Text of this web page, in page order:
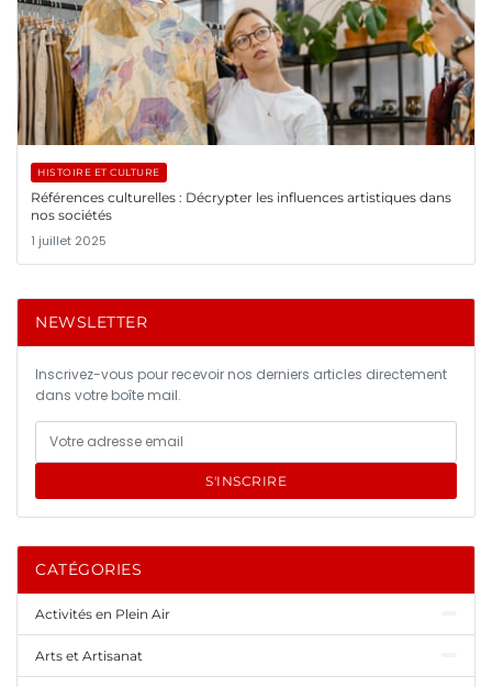
HISTOIRE ET CULTURE
Références culturelles : Décrypter les influences artistiques dans
nos sociétés
1 juillet 2025
NEWSLETTER
Inscrivez-vous pour recevoir nos derniers articles directement
dans votre boîte mail.
S'INSCRIRE
CATÉGORIES
Activités en Plein Air
Arts et Artisanat